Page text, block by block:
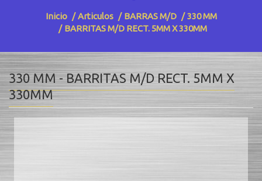
Inicio Articulos BARRAS M/D
330 MM
BARRITAS M/D RECT. 5MM X 330MM
330 MM - BARRITAS M/D RECT. 5MM X
330MM